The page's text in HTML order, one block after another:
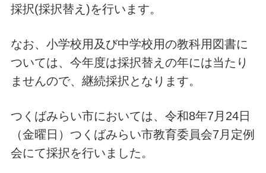
採択(採択替え)を行います。
なお、小学校用及び中学校用の教科用図書に
ついては、今年度は採択替えの年には当たり
ませんので、継続採択となります。
つくばみらい市においては、令和8年7月24日
（金曜日）つくばみらい市教育委員会7月定例
会にて採択を行いました。